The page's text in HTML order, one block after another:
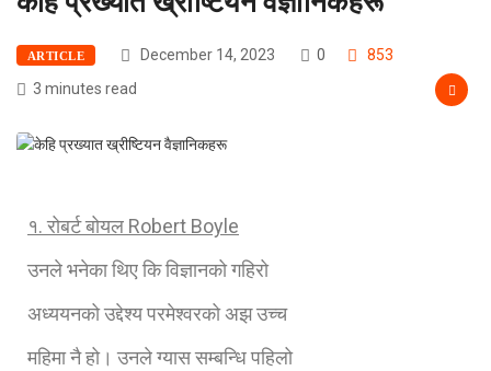
ARTICLE December 14, 2023 0
853
3 minutes read
१. रोबर्ट बोयल Robert Boyle
उनले भनेका थिए कि विज्ञानको गहिरो
अध्ययनको उद्देश्य परमेश्‍वरको अझ उच्च
महिमा नै हो। उनले ग्यास सम्बन्धि पहिलो